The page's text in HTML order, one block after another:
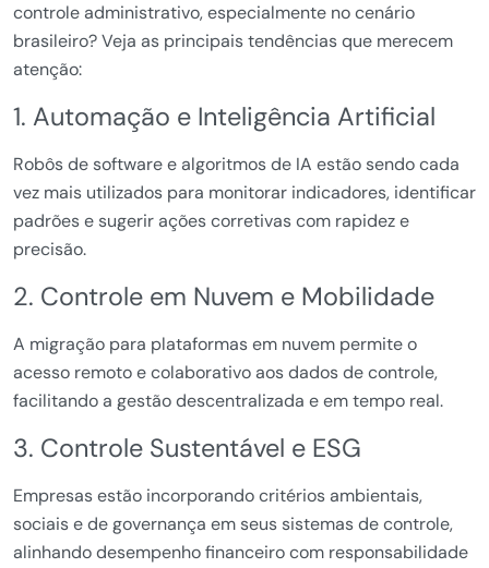
controle administrativo, especialmente no cenário
brasileiro? Veja as principais tendências que merecem
atenção:
1. Automação e Inteligência Artificial
Robôs de software e algoritmos de IA estão sendo cada
vez mais utilizados para monitorar indicadores, identificar
padrões e sugerir ações corretivas com rapidez e
precisão.
2. Controle em Nuvem e Mobilidade
A migração para plataformas em nuvem permite o
acesso remoto e colaborativo aos dados de controle,
facilitando a gestão descentralizada e em tempo real.
3. Controle Sustentável e ESG
Empresas estão incorporando critérios ambientais,
sociais e de governança em seus sistemas de controle,
alinhando desempenho financeiro com responsabilidade